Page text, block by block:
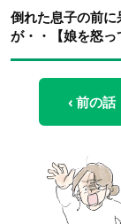
倒れた息子の前
が・・【娘を怒
‹ 前の話